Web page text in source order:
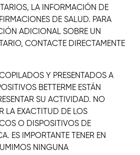
LA INFORMACIÓN DE
DE SALUD. PARA
ADICIONAL SOBRE UN
CONTACTE DIRECTAMENTE
Y PRESENTADOS A
BETTERME ESTÁN
SU ACTIVIDAD. NO
LA EXACTITUD DE LOS
O DISPOSITIVOS DE
ES IMPORTANTE TENER EN
NINGUNA